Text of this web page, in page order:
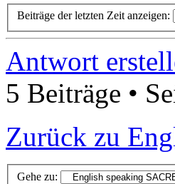
Beiträge der letzten Zeit anzeigen:
Antwort
5 Beiträge •
Zurück zu
Gehe zu: